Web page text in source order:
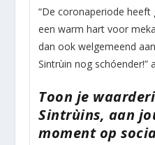
“De coronaperiode
een warm hart voor
dan ook welgemeend
Sintrùin nog schóender!”
Toon je
Sintrùins, aan
moment op